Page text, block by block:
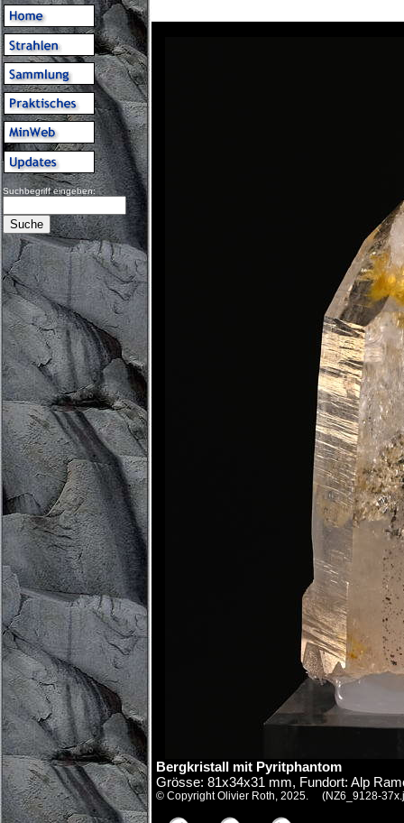
Suchbegriff eingeben:
Bergkristall mit Pyritphantom
Grösse: 81x34x31 mm, Fundort: Alp
© Copyright Olivier Roth, 2025. (NZ6_9128-